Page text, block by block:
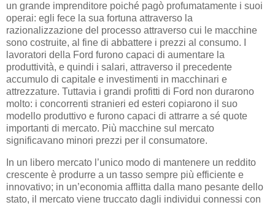
un grande imprenditore poiché pagò profumatamente i suoi
operai: egli fece la sua fortuna attraverso la
razionalizzazione del processo attraverso cui le macchine
sono costruite, al fine di abbattere i prezzi al consumo. I
lavoratori della Ford furono capaci di aumentare la
produttività, e quindi i salari, attraverso il precedente
accumulo di capitale e investimenti in macchinari e
attrezzature. Tuttavia i grandi profitti di Ford non durarono
molto: i concorrenti stranieri ed esteri copiarono il suo
modello produttivo e furono capaci di attrarre a sé quote
importanti di mercato. Più macchine sul mercato
significavano minori prezzi per il consumatore.
In un libero mercato l’unico modo di mantenere un reddito
crescente è produrre a un tasso sempre più efficiente e
innovativo; in un’economia afflitta dalla mano pesante dello
stato, il mercato viene truccato dagli individui connessi con